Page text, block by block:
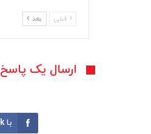
قبلی بعد
ارسال یک پاسخ
با Facebook وارد شوید